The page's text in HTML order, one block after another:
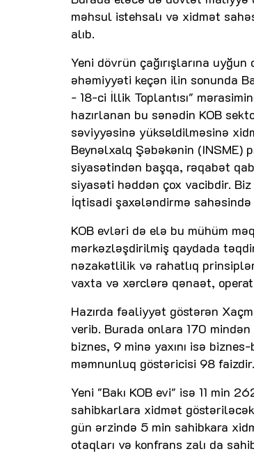
məhsul istehsalı və xidmət
alıb.
Yeni dövrün çağırışlarına
əhəmiyyəti keçən ilin sonunda
- 18-ci İllik Toplantısı"
hazırlanan bu sənədin KOB
səviyyəsinə yüksəldilməsinə
Beynəlxalq Şəbəkənin (INSME)
siyasətindən başqa, rəqabət
siyasəti həddən çox vacibdir.
İqtisadi şaxələndirmə
KOB evləri də elə bu mühüm
mərkəzləşdirilmiş qaydada
nəzakətlilik və rahatlıq
vaxta və xərclərə qənaət,
Hazırda fəaliyyət göstərən
verib. Burada onlara 170
biznes, 9 minə yaxını isə
məmnunluq göstəricisi 98 faizdir.
Yeni "Bakı KOB evi" isə 11 min
sahibkarlara xidmət
gün ərzində 5 min sahibkara
otaqları və konfrans zalı da